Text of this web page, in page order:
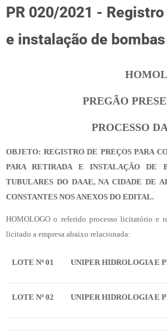
PR 020/2021 -
e instalação de bombas
PREGÃO
PROCESSO
OBJETO: REGISTRO DE PREÇOS PARA
PARA RETIRADA E INSTALAÇÃO DE
TUBULARES DO DAAE, NA CIDADE DE
CONSTANTES NOS ANEXOS DO EDITAL.
HOMOLOGO o referido processo licitatório
licitado a empresa abaixo relacionada:
LOTE Nº 01 UNIPER HIDROLOGIA E
LOTE Nº 02 UNIPER HIDROLOGIA E